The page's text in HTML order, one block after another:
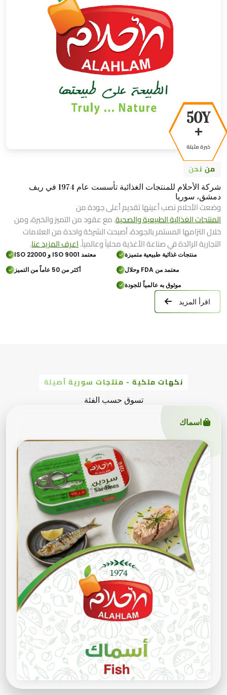
50Y
+
خبرة مثبتة
من نحن
شركة الأحلام للمنتجات الغذائية تأسست عام 1974 في ريف
دمشق، سوريا
وضعت الأحلام نصب أعينها تقديم أعلى جودة من
المنتجات الغذائية الطبيعية والصحية. مع عقود من التميز والخبرة، ومن
خلال التزامها المستمر بالجودة، أصبحت الشركة واحدة من العلامات
التجارية الرائدة في صناعة الأغذية محلياً وعالمياً.اعرف المزيد عنا.
منتجات غذائية طبيعية متميزة
معتمد ISO 9001 و ISO 22000
معتمد من FDA وحلال
أكثر من 50 عاماً من التميز
موثوق به عالمياً للجودة
اقرأ المزيد
نكهات ملكية - منتجات سورية أصيلة
تسوق حسب الفئة
اسماك